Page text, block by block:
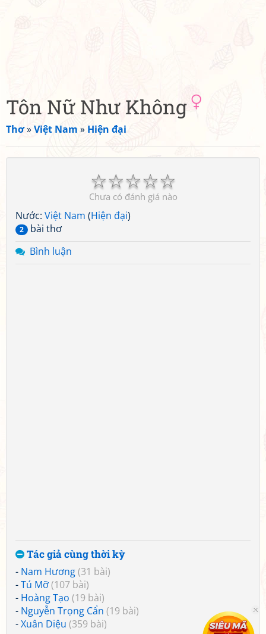
Tôn Nữ Như Không
Thơ»Việt Nam » Hiện đại
☆
☆
☆
☆
☆
Chưa có đánh giá nào
Nước: Việt Nam (Hiện đại)
2
bài thơ
Bình luận
Tác giả cùng thời kỳ
- Nam Hương(31 bài)
-Tú Mỡ(107 bài)
- Hoàng Tạo (19 bài)
- Nguyễn Trọng Cẩn (19 bài)
-Xuân Diệu (359 bài)